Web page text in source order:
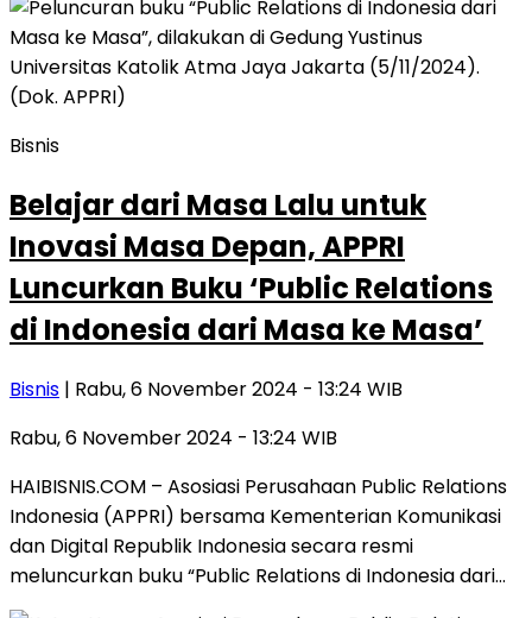
Bisnis
Belajar dari Masa Lalu untuk
Inovasi Masa Depan, APPRI
Luncurkan Buku ‘Public Relations
di Indonesia dari Masa ke Masa’
Bisnis | Rabu, 6 November 2024 - 13:24 WIB
Rabu, 6 November 2024 - 13:24 WIB
HAIBISNIS.COM – Asosiasi Perusahaan Public Relations
Indonesia (APPRI) bersama Kementerian Komunikasi
dan Digital Republik Indonesia secara resmi
meluncurkan buku “Public Relations di Indonesia dari…